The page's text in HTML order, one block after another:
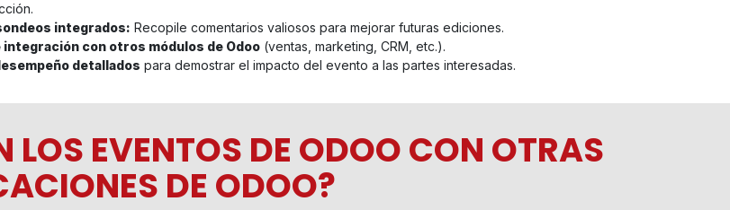
integrados: Recopile comentarios valiosos para mejorar futuras ediciones.
integración con otros módulos de Odoo (ventas, marketing, CRM, etc.).
detallados para demostrar el impacto del evento a las partes interesadas.
EVENTOS DE ODOO CON OTRAS
DE ODOO?